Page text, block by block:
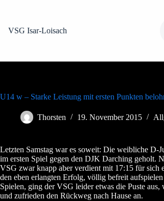
VSG Isar-Loisach
U14 w – Starke Leistung mit ersten Punkten
Thorsten 19. November 2015
Letzten Samstag war es soweit: Die weibliche D-
im ersten Spiel gegen den DJK Darching geholt.
VSG zwar knapp aber verdient mit 17:15 für sich
den eben erlangten Erfolg, völlig befreit
Spielen, ging der VSG leider etwas die Puste
und zufrieden den Rückweg nach Hause an.